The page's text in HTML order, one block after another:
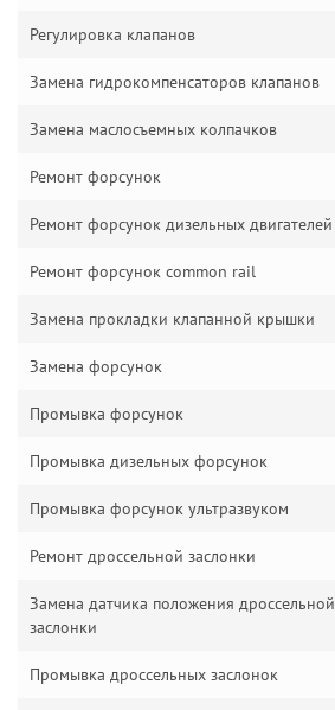
Регулировка клапанов
Замена гидрокомпенсаторов клапанов
Замена маслосъемных колпачков
Ремонт форсунок
Ремонт форсунок дизельных двигателей
Ремонт форсунок common rail
Замена прокладки клапанной крышки
Замена форсунок
Промывка форсунок
Промывка дизельных форсунок
Промывка форсунок ультразвуком
Ремонт дроссельной заслонки
Замена датчика положения дроссельной
заслонки
Промывка дроссельных заслонок